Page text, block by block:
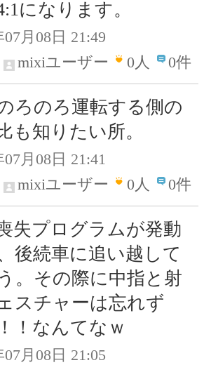
になります。
07月08日 21:49
mixiユーザー
0人 0件
ろのろ運転する側の
も知りたい所。
07月08日 21:41
mixiユーザー
0人 0件
失プログラムが発動
後続車に追い越して
。その際に中指と射
スチャーは忘れず
！なんてなｗ
07月08日 21:05